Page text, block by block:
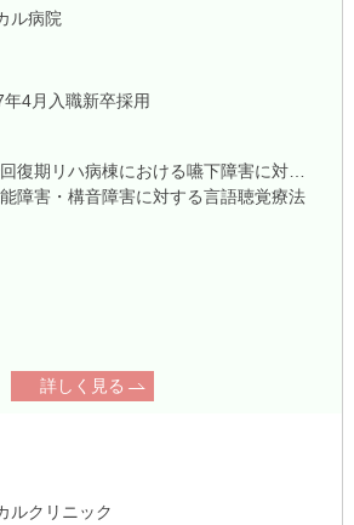
ル病院
年4月入職新卒採用
・一般急性期病棟や回復期リハ病棟における嚥下障害に対する摂食嚥下訓練
障害・構音障害に対する言語聴覚療法
詳しく見る
ルクリニック